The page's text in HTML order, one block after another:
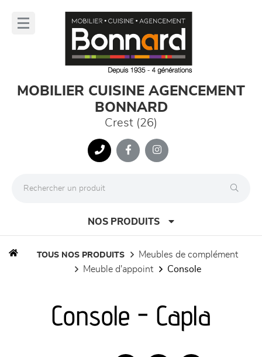
MOBILIER CUISINE AGENCEMENT
BONNARD
Crest (26)
NOS PRODUITS
TOUS NOS PRODUITS
meubles de complément
meuble d'appoint
console
Console - Capla